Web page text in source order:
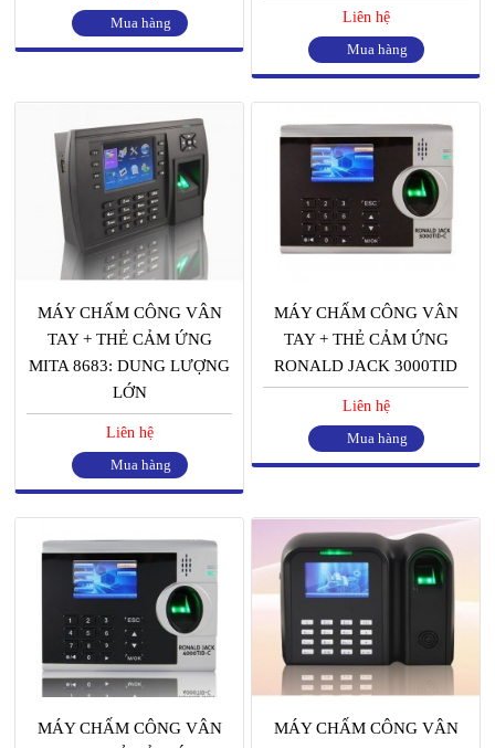
Mua hàng
Liên hệ
Mua hàng
MÁY CHẤM CÔNG VÂN
TAY + THẺ CẢM ỨNG
MITA 8683: DUNG LƯỢNG
LỚN
Liên hệ
Mua hàng
MÁY CHẤM CÔNG VÂN
TAY + THẺ CẢM ỨNG
RONALD JACK 3000TID
Liên hệ
Mua hàng
MÁY CHẤM CÔNG VÂN
MÁY CHẤM CÔNG VÂN